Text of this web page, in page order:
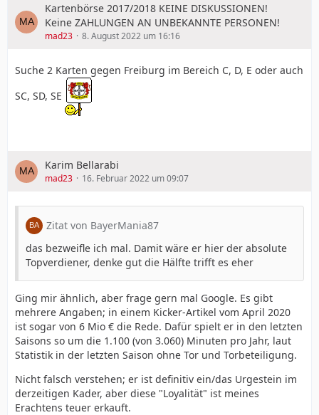
Kartenbörse 2017/2018 KEINE DISKUSSIONEN!
Keine ZAHLUNGEN AN UNBEKANNTE PERSONEN!
mad23 8. August 2022 um 16:16
Suche 2 Karten gegen Freiburg im Bereich C, D, E oder auch
SC, SD, SE
Karim Bellarabi
mad23 16. Februar 2022 um 09:07
Zitat von BayerMania87
das bezweifle ich mal. Damit wäre er hier der absolute
Topverdiener, denke gut die Hälfte trifft es eher
Ging mir ähnlich, aber frage gern mal Google. Es gibt
mehrere Angaben; in einem Kicker-Artikel vom April 2020
ist sogar von 6 Mio € die Rede. Dafür spielt er in den letzten
Saisons so um die 1.100 (von 3.060) Minuten pro Jahr, laut
Statistik in der letzten Saison ohne Tor und Torbeteiligung.
Nicht falsch verstehen; er ist definitiv ein/das Urgestein im
derzeitigen Kader, aber diese "Loyalität" ist meines
Erachtens teuer erkauft.